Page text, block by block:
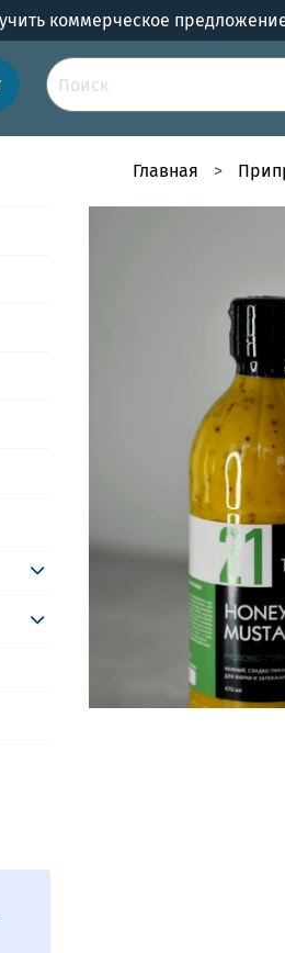
коммерческое
Главная